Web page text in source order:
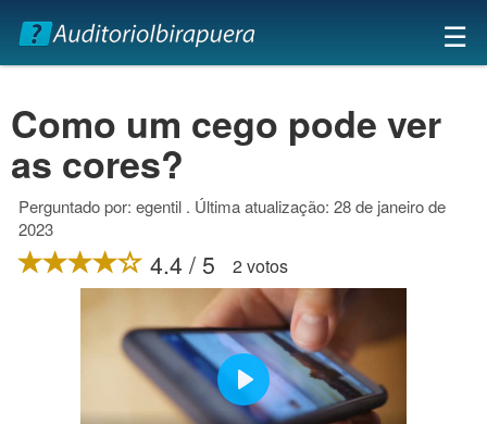
×
☰
Como um cego pode ver
as cores?
Perguntado por: egentil . Última atualização: 28 de janeiro de
2023
4.4 / 5 2 votos
Play